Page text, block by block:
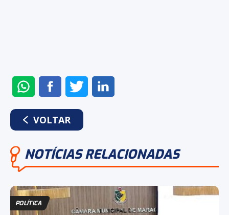
ENVIAR
NO
WHATSAPP
COMPARTILHAR
NO
FACEBOOK
COMPARTILHAR
NO
VOLTAR
NOTÍCIAS RELACIONADAS
POLÍTICA